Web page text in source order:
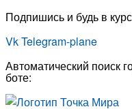
Перейти
к
содержимому
Подпишись и будь в
VkTelegram-plane
Автоматический поиск
боте: